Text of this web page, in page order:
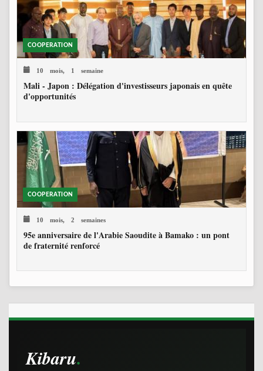
COOPERATION
10 mois, 1 semaine
Mali - Japon : Délégation d'investisseurs japonais en quête
d'opportunités
COOPERATION
10 mois, 2 semaines
95e anniversaire de l'Arabie Saoudite à Bamako : un pont
de fraternité renforcé
Kibaru